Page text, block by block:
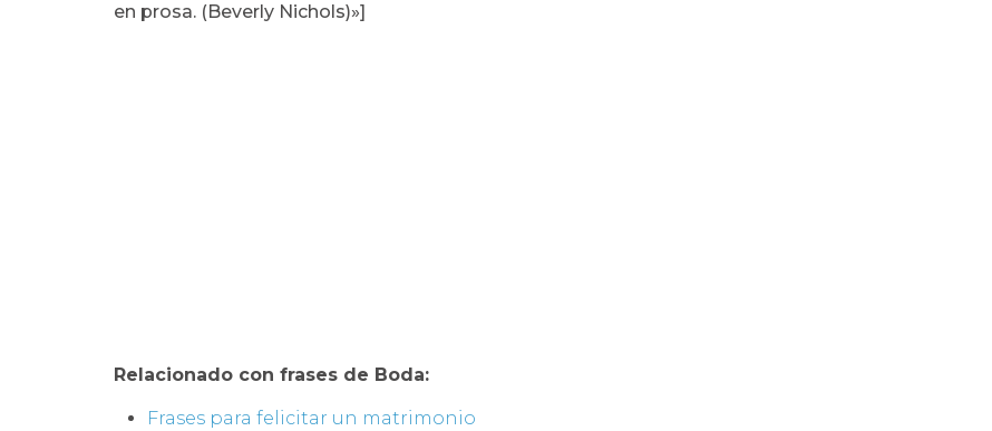
en prosa. (Beverly Nichols)»]
Relacionado con frases de Boda:
Frases para felicitar un matrimonio